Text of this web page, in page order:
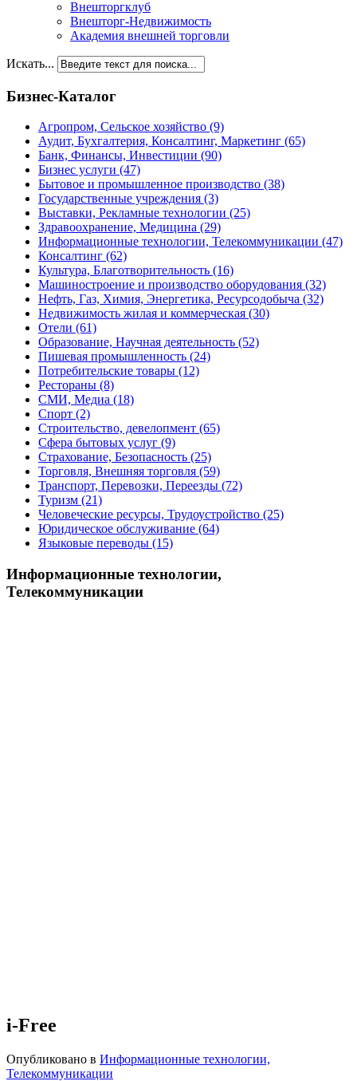
Внешторгклуб
Внешторг-Недвижимость
Академия внешней торговли
Искать...
Бизнес-Каталог
Агропром, Сельское хозяйство (9)
Аудит, Бухгалтерия, Консалтинг, Маркетинг (65)
Банк, Финансы, Инвестиции (90)
Бизнес услуги (47)
Бытовое и промышленное производство (38)
Государственные учреждения (3)
Выставки, Рекламные технологии (25)
Здравоохранение, Медицина (29)
Информационные технологии, Телекоммуникации (47)
Консалтинг (62)
Культура, Благотворительность (16)
Машиностроение и производство оборудования (32)
Нефть, Газ, Химия, Энергетика, Ресурсодобыча (32)
Недвижимость жилая и коммерческая (30)
Отели (61)
Образование, Научная деятельность (52)
Пишевая промышленность (24)
Потребительские товары (12)
Рестораны (8)
СМИ, Медиа (18)
Спорт (2)
Строительство, девелопмент (65)
Сфера бытовых услуг (9)
Страхование, Безопасность (25)
Торговля, Внешняя торговля (59)
Транспорт, Перевозки, Переезды (72)
Туризм (21)
Человеческие ресурсы, Трудоустройство (25)
Юридическое обслуживание (64)
Языковые переводы (15)
Информационные технологии,
Телекоммуникации
i-Free
Опубликовано в Информационные технологии,
Телекоммуникации